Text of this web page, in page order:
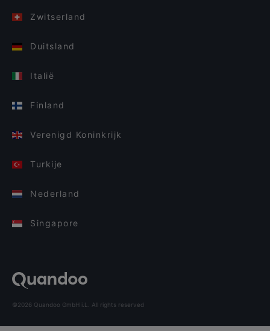
Zwitserland
Duitsland
Italië
Finland
Verenigd Koninkrijk
Turkije
Nederland
Singapore
©2026 Quandoo GmbH i.L. All rights reserved